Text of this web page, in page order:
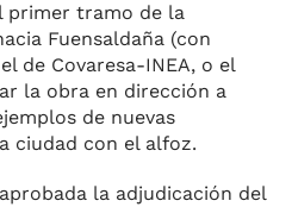
primer tramo de la
Fuensaldaña (con
de Covaresa-INEA, o el
la obra en dirección a
de nuevas
ciudad con el alfoz.
la adjudicación del